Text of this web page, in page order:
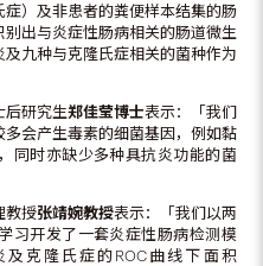
）及非患者的粪便样本结集的肠
出与炎症性肠病相关的肠道微生
九种与克隆氏症相关的菌种作为
后研究生郑佳莹博士表示：「我们
会产生毒素的细菌基因，例如黏
同时亦缺少多种具抗炎功能的菌
教授张靖婉教授表示：「我们以两
习开发了一套炎症性肠病检测模
克隆氏症的ROC曲线下面积